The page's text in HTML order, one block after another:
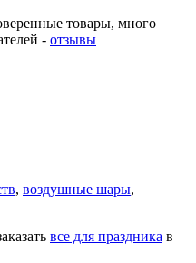
товары, много
- отзывы
, воздушные шары,
все для праздника в